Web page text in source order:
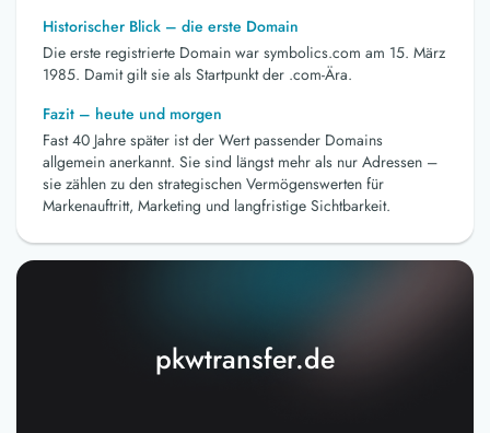
pkwtransfer.de
Historischer Blick – die erste Domain
Die erste registrierte Domain war symbolics.com am 15. März
1985. Damit gilt sie als Startpunkt der .com-Ära.
Fazit – heute und morgen
Fast 40 Jahre später ist der Wert passender Domains
allgemein anerkannt. Sie sind längst mehr als nur Adressen –
sie zählen zu den strategischen Vermögenswerten für
Markenauftritt, Marketing und langfristige Sichtbarkeit.